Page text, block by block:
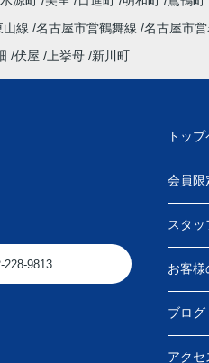
山線 名古屋市営鶴舞線 名古屋市
伏屋 上挙母 新川町
228-9813
トッ
会員限
スタッ
お客様
ブログ
アクセ